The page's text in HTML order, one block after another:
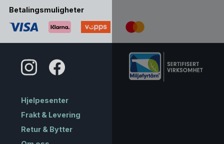
Betalingsmuligheter
Hjelpesenter
Frakt & Levering
Retur & Bytter